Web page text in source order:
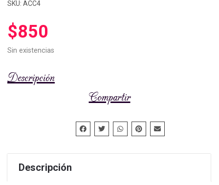
SKU: ACC4
$850
Sin existencias
Descripción
Compartir
Descripción